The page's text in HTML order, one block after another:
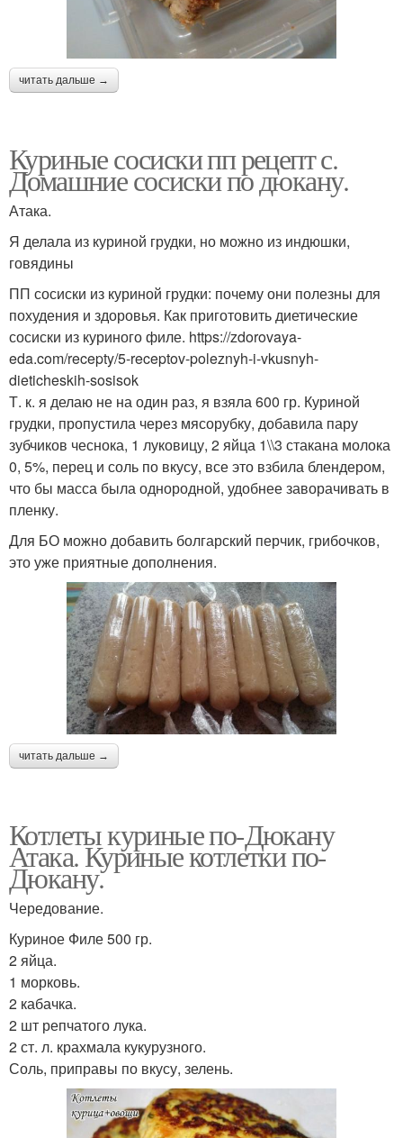
читать дальше →
Куриные сосиски пп рецепт с.
Домашние сосиски по дюкану.
Атака.
Я делала из куриной грудки, но можно из индюшки,
говядины
ПП сосиски из куриной грудки: почему они полезны для
похудения и здоровья. Как приготовить диетические
сосиски из куриного филе. https://zdorovaya-
eda.com/recepty/5-receptov-poleznyh-i-vkusnyh-
dieticheskih-sosisok
Т. к. я делаю не на один раз, я взяла 600 гр. Куриной
грудки, пропустила через мясорубку, добавила пару
зубчиков чеснока, 1 луковицу, 2 яйца 1\\3 стакана молока
0, 5%, перец и соль по вкусу, все это взбила блендером,
что бы масса была однородной, удобнее заворачивать в
пленку.
Для БО можно добавить болгарский перчик, грибочков,
это уже приятные дополнения.
читать дальше →
Котлеты куриные по-Дюкану
Атака. Куриные котлетки по-
Дюкану.
Чередование.
Куриное Филе 500 гр.
2 яйца.
1 морковь.
2 кабачка.
2 шт репчатого лука.
2 ст. л. крахмала кукурузного.
Соль, приправы по вкусу, зелень.